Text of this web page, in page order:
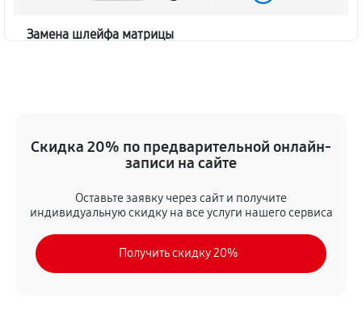
Замена шлейфа матрицы
Замена системы охлаждения
70 минут
Замена процессора ноутбука MSI 17 AI
1390 руб 120 минут
Скидка 20% по предварительной онлайн-
записи на сайте
Оставьте заявку через сайт и получите
индивидуальную скидку на все услуги нашего сервиса
Получить скидку 20%